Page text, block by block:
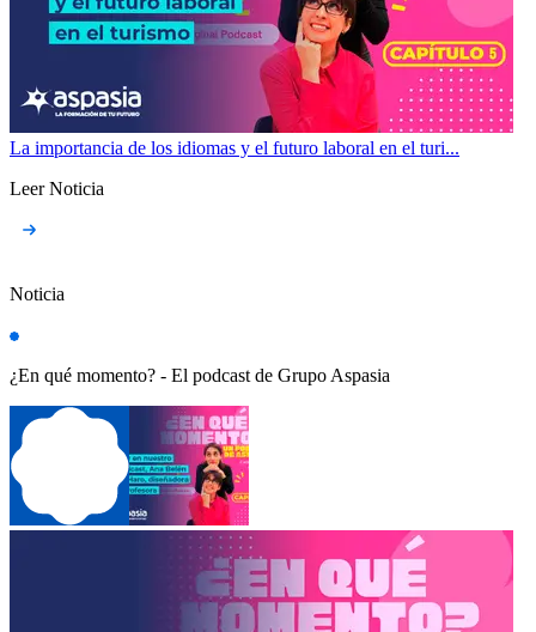
La importancia de los idiomas y el futuro laboral en el turi...
Leer Noticia
Noticia
¿En qué momento? - El podcast de Grupo Aspasia